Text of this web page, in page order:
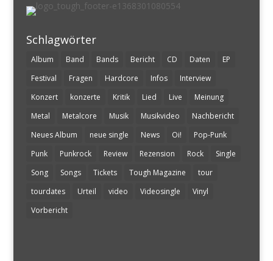
Schlagwörter
Album Band Bands Bericht CD Daten
EP
Festival
Fragen Hardcore Infos
Interview
Konzert
konzerte Kritik Lied Live
Meinung
Metal
Metalcore Musik Musikvideo
Nachbericht
Neues Album
neue single News Oi!
Pop-Punk
Punk
Punkrock Review Rezension Rock
Single
Song
Songs Tickets Tough Magazine
tour
tourdates
Urteil video Videosingle
Vinyl
Vorbericht